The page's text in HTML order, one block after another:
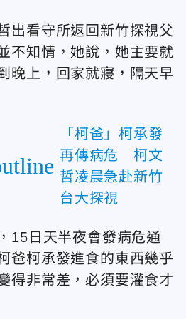
出看守所返回新竹探視父
不知情，她說，她主要就
晚上，回家就寢，隔天早
「柯爸」柯承發
再傳病危 柯文
哲凌晨急赴新竹
台大探視
15日天半夜會發病危通
爸柯承發進食的東西幾乎
得非常差，必須要灌食才